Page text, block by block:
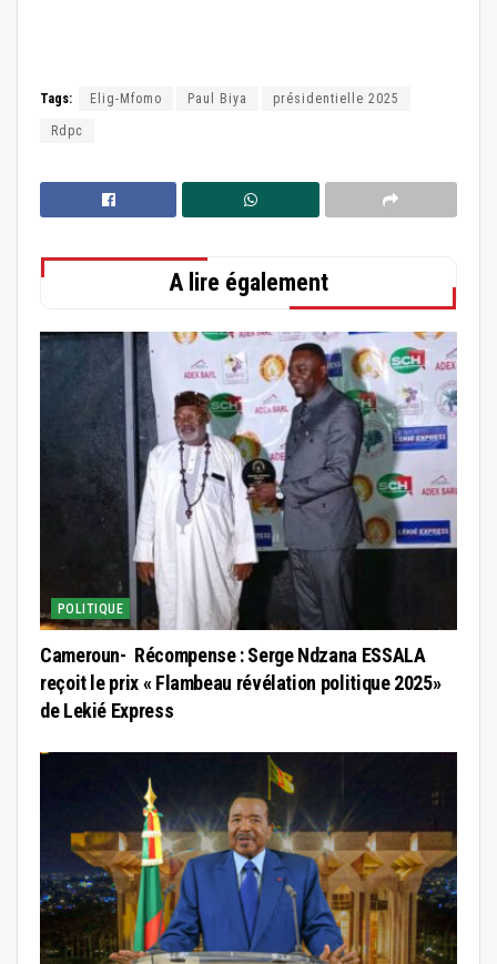
Tags: Elig-Mfomo Paul Biya présidentielle 2025
Rdpc
A lire également
POLITIQUE
Cameroun- Récompense : Serge Ndzana ESSALA
reçoit le prix « Flambeau révélation politique 2025»
de Lekié Express